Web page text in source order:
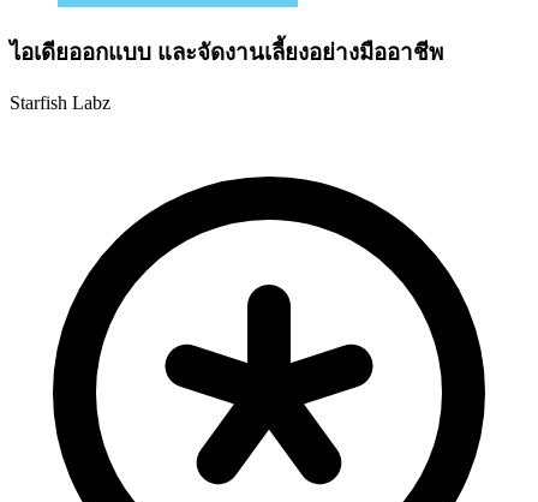
ไอเดียออกแบบ และจัดงานเลี้ยงอย่างมืออาชีพ
Starfish Labz